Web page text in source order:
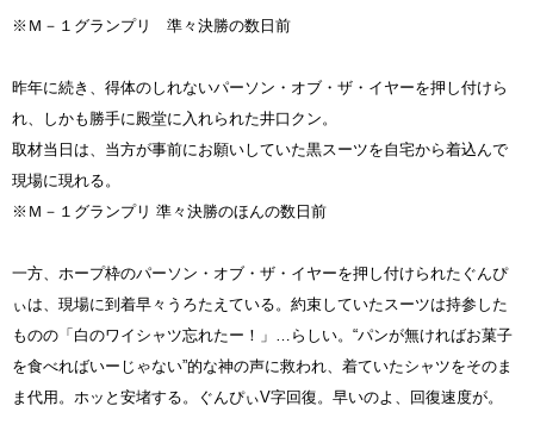
※Ｍ－１グランプリ 準々決勝の数日前
昨年に続き、得体のしれないパーソン・オブ・ザ・イヤーを押し付けら
れ、しかも勝手に殿堂に入れられた井口クン。
取材当日は、当方が事前にお願いしていた黒スーツを自宅から着込んで
現場に現れる。
※Ｍ－１グランプリ 準々決勝のほんの数日前
一方、ホープ枠のパーソン・オブ・ザ・イヤーを押し付けられたぐんぴ
ぃは、現場に到着早々うろたえている。約束していたスーツは持参した
ものの「白のワイシャツ忘れたー！」…らしい。“パンが無ければお菓子
を食べればいーじゃない”的な神の声に救われ、着ていたシャツをそのま
ま代用。ホッと安堵する。ぐんぴぃV字回復。早いのよ、回復速度が。